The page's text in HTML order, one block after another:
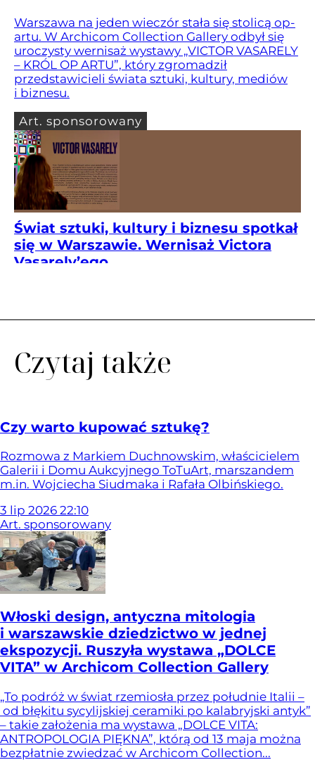
Świat sztuki, kultury i biznesu spotkał
się w Warszawie. Wernisaż Victora
Vasarely’ego...
Warszawa na jeden wieczór stała się stolicą op-
artu. W Archicom Collection Gallery odbył się
uroczysty wernisaż wystawy „VICTOR VASARELY
– KRÓL OP ARTU”, który zgromadził
przedstawicieli świata sztuki, kultury, mediów
i biznesu.
Art. sponsorowany
Czytaj także
Czy warto kupować sztukę?
Rozmowa z Markiem Duchnowskim, właścicielem
Galerii i Domu Aukcyjnego ToTuArt, marszandem
m.in. Wojciecha Siudmaka i Rafała Olbińskiego.
3 lip 2026 22:10
Art. sponsorowany
Włoski design, antyczna mitologia
i warszawskie dziedzictwo w jednej
ekspozycji. Ruszyła wystawa „DOLCE
VITA” w Archicom Collection Gallery
„To podróż w świat rzemiosła przez południe Italii –
od błękitu sycylijskiej ceramiki po kalabryjski antyk”
– takie założenia ma wystawa „DOLCE VITA:
ANTROPOLOGIA PIĘKNA”, którą od 13 maja można
bezpłatnie zwiedzać w Archicom Collection...